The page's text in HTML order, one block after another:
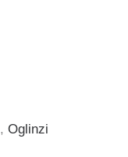
, Oglinzi